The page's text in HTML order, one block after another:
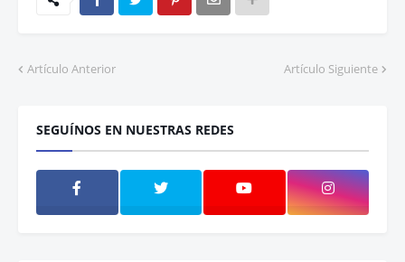
Artículo Anterior Artículo Siguiente
SEGUÍNOS EN NUESTRAS REDES